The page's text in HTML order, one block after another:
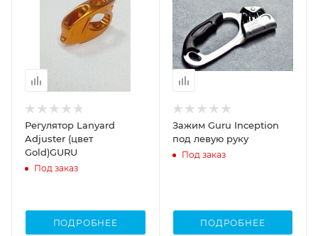
Регулятор Lanyard
Adjuster (цвет
Gold)GURU
Под заказ
ПОДРОБНЕЕ
Зажим Guru Inception
под левую руку
Под заказ
ПОДРОБНЕЕ